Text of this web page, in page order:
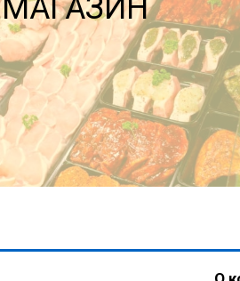
МАГАЗИН